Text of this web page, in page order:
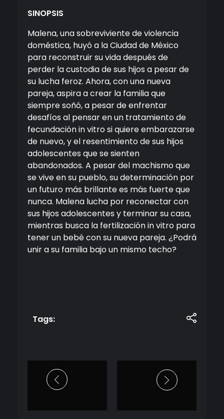
SINOPSIS
Malena, una sobreviviente de violencia
doméstica, huyó a la Ciudad de México
para reconstruir su vida después de
perder la custodia de sus hijos a pesar de
su lucha feroz. Ahora, con una nueva
pareja, aspira a crear la familia que
siempre soñó, a pesar de enfrentar
desafíos al pensar en un tratamiento de
fecundación in vitro si quiere embarazarse
de nuevo, y el resentimiento de sus hijos
adolescentes que se sienten
abandonados. A pesar del machismo que
se vive en su pueblo, su determinación por
un futuro más brillante es más fuerte que
nunca. Malena lucha por reconectar con
sus hijos adolescentes y terminar su casa,
mientras busca la fertilización in vitro para
tener un bebé con su nueva pareja. ¿Podrá
unir a su familia bajo un mismo techo?
Tags: